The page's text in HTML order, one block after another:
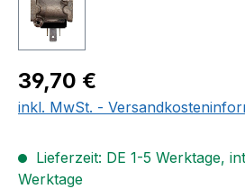
Regulärer Preis:
39,70 €
inkl. MwSt. -
Lieferzeit: DE 1-5 Werktage,
Werktage